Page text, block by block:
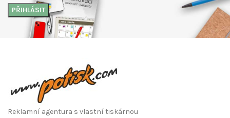
Reklamní agentura s vlastní tiskárnou